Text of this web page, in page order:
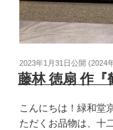
2023年1月31日公開 (2024
藤林 徳扇 作『
こんにちは！緑和堂
ただくお品物は、十